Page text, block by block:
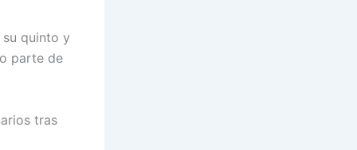
quinto y
parte de
tras